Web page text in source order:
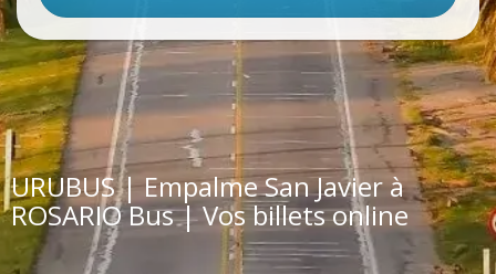
URUBUS | Empalme San Javier à
ROSARIO Bus | Vos billets online